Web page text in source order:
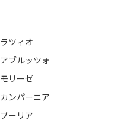
ラツィオ
アブルッツォ
モリーゼ
カンパーニア
プーリア